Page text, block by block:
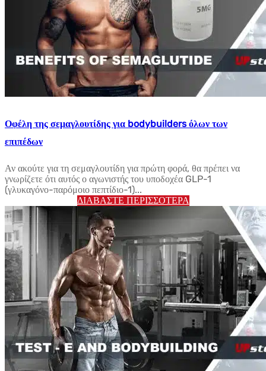
Οφέλη της σεμαγλουτίδης για bodybuilders όλων των
επιπέδων
Αν ακούτε για τη σεμαγλουτίδη για πρώτη φορά, θα πρέπει να
γνωρίζετε ότι αυτός ο αγωνιστής του υποδοχέα GLP-1
(γλυκαγόνο-παρόμοιο πεπτίδιο-1)...
ΔΙΑΒΆΣΤΕ ΠΕΡΙΣΣΌΤΕΡΑ